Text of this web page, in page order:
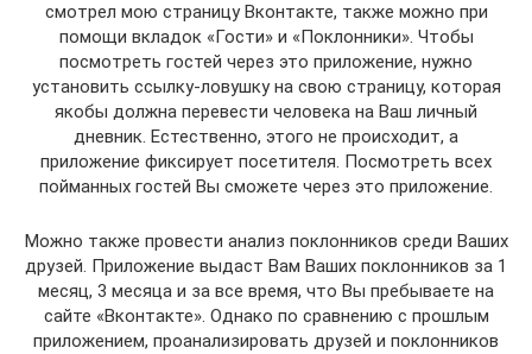
смотрел мою страницу Вконтакте, также можно при
помощи вкладок «Гости» и «Поклонники». Чтобы
посмотреть гостей через это приложение, нужно
установить ссылку-ловушку на свою страницу, которая
якобы должна перевести человека на Ваш личный
дневник. Естественно, этого не происходит, а
приложение фиксирует посетителя. Посмотреть всех
пойманных гостей Вы сможете через это приложение.
Можно также провести анализ поклонников среди Ваших
друзей. Приложение выдаст Вам Ваших поклонников за 1
месяц, 3 месяца и за все время, что Вы пребываете на
сайте «Вконтакте». Однако по сравнению с прошлым
приложением, проанализировать друзей и поклонников